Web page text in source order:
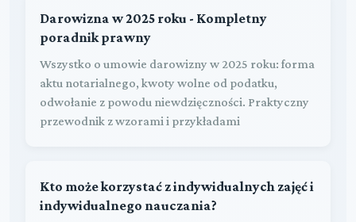
Darowizna w 2025 roku - Kompletny
poradnik prawny
Wszystko o umowie darowizny w 2025 roku: forma
aktu notarialnego, kwoty wolne od podatku,
odwołanie z powodu niewdzięczności. Praktyczny
przewodnik z wzorami i przykładami
Kto może korzystać z indywidualnych zajęć i
indywidualnego nauczania?